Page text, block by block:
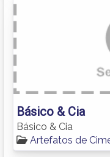
Básico & Cia
Básico & Cia
Artefatos de